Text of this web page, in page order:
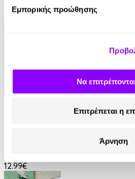
Εμπορικής προώθησης
Να
Επιτρέπεται η
Άρνηση
14.90€ 7.45€ (-50%)
12.99€